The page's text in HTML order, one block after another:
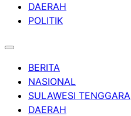
DAERAH
POLITIK
BERITA
NASIONAL
SULAWESI TENGGARA
DAERAH